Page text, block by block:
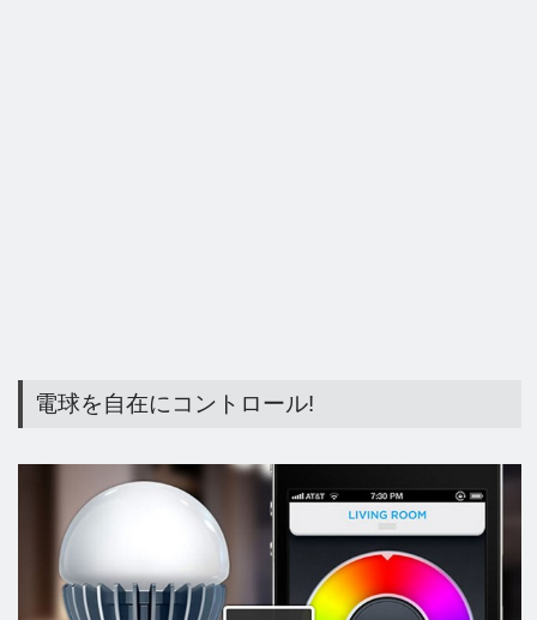
電球を自在にコントロール!